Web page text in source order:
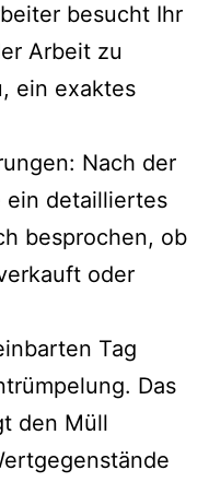
besucht Ihr
Arbeit zu
ein exaktes
Nach der
ein detailliertes
besprochen, ob
oder
Tag
Das
den Müll